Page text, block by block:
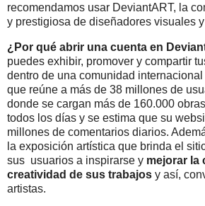
recomendamos usar DeviantART, la
y prestigiosa de diseñadores visuales
¿Por qué abrir una cuenta en
puedes exhibir, promover y compartir
dentro de una comunidad
que reúne a más de 38 millones de
donde se cargan más de 160.000
todos los días y se estima que su
millones de comentarios diarios.
la exposición artística que brinda el
sus usuarios a inspirarse y mejorar la
creatividad de sus trabajos y así,
artistas.